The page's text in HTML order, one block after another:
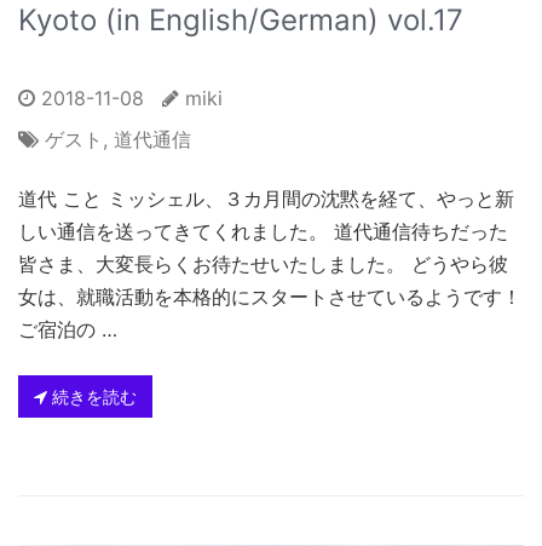
Kyoto (in English/German) vol.17
2018-11-08
miki
ゲスト , 道代通信
道代 こと ミッシェル、３カ月間の沈黙を経て、やっと新
しい通信を送ってきてくれました。 道代通信待ちだった
皆さま、大変長らくお待たせいたしました。 どうやら彼
女は、就職活動を本格的にスタートさせているようです！
ご宿泊の …
続きを読む